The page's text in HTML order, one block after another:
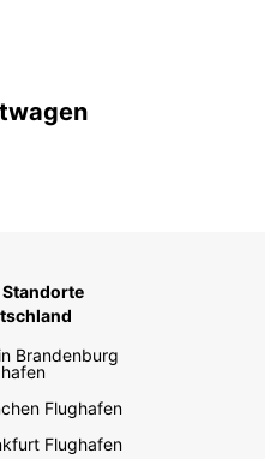
Standorte
Brandenburg
Flughafen
Flughafen